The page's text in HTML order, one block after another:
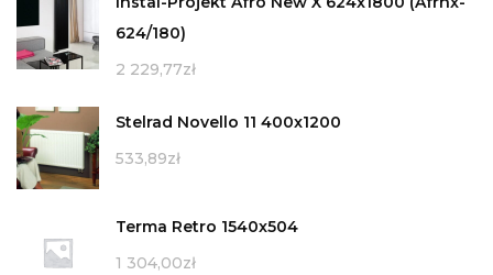
624/180)
2 229,77zł
Stelrad Novello 11 400x1200
533,89zł
Terma Retro 1540x504
1 304,00zł